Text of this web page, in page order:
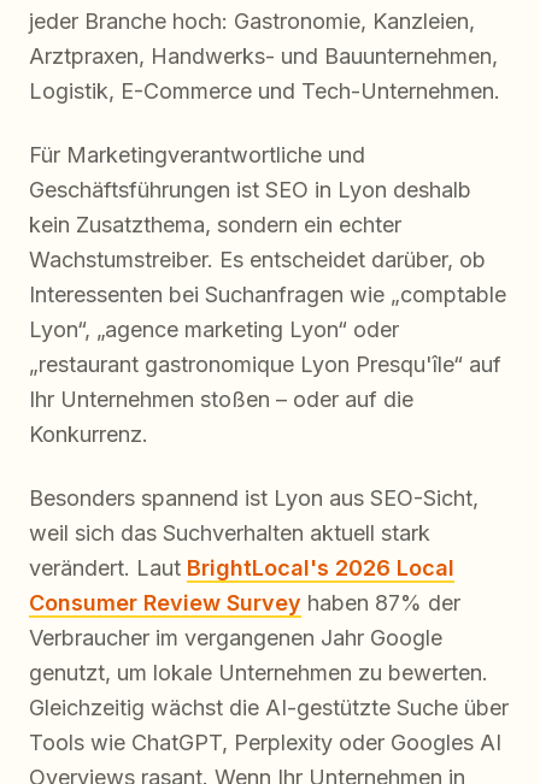
jeder Branche hoch: Gastronomie, Kanzleien,
Arztpraxen, Handwerks- und Bauunternehmen,
Logistik, E-Commerce und Tech-Unternehmen.
Für Marketingverantwortliche und
Geschäftsführungen ist SEO in Lyon deshalb
kein Zusatzthema, sondern ein echter
Wachstumstreiber. Es entscheidet darüber, ob
Interessenten bei Suchanfragen wie „comptable
Lyon“, „agence marketing Lyon“ oder
„restaurant gastronomique Lyon Presqu'île“ auf
Ihr Unternehmen stoßen – oder auf die
Konkurrenz.
Besonders spannend ist Lyon aus SEO-Sicht,
weil sich das Suchverhalten aktuell stark
verändert. Laut BrightLocal's 2026 Local
Consumer Review Survey haben 87% der
Verbraucher im vergangenen Jahr Google
genutzt, um lokale Unternehmen zu bewerten.
Gleichzeitig wächst die AI-gestützte Suche über
Tools wie ChatGPT, Perplexity oder Googles AI
Overviews rasant. Wenn Ihr Unternehmen in